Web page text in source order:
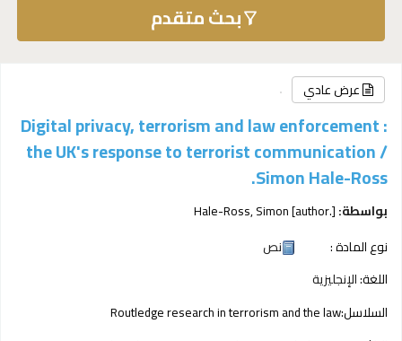
بحث متقدم
عرض عادي
Digital privacy, terrorism and law enforcement :
the UK's response to terrorist communication /
Simon Hale-Ross.
بواسطة: Hale-Ross, Simon[author.]
نوع المادة :
نص
اللغة:الإنجليزية
السلاسل:Routledge research in terrorism and the law